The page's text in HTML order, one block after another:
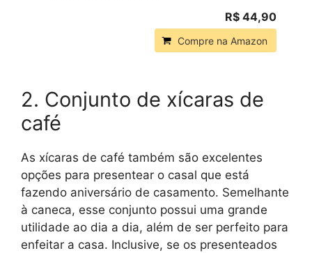
R$ 44,90
Compre na Amazon
2. Conjunto de xícaras de
café
As xícaras de café também são excelentes
opções para presentear o casal que está
fazendo aniversário de casamento. Semelhante
à caneca, esse conjunto possui uma grande
utilidade ao dia a dia, além de ser perfeito para
enfeitar a casa. Inclusive, se os presenteados